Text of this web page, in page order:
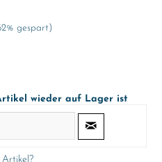
gespart)
wieder auf Lager ist
Artikel?